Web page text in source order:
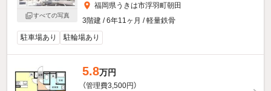
すべての写真
福岡県うきは市浮羽町朝田
3階建 / 6年11ヶ月 / 軽量鉄骨
駐車場あり
駐輪場あり
5.8万円
（管理費3,500円）